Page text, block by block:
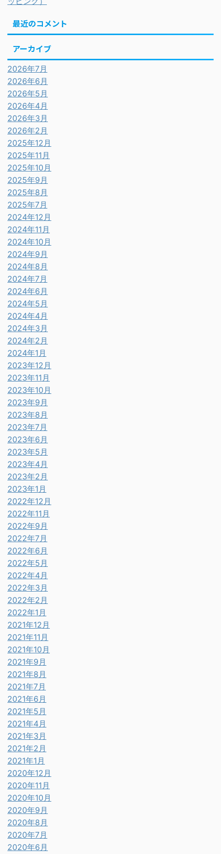
最近のコメント
アーカイブ
2026年7月
2026年6月
2026年5月
2026年4月
2026年3月
2026年2月
2025年12月
2025年11月
2025年10月
2025年9月
2025年8月
2025年7月
2024年12月
2024年11月
2024年10月
2024年9月
2024年8月
2024年7月
2024年6月
2024年5月
2024年4月
2024年3月
2024年2月
2024年1月
2023年12月
2023年11月
2023年10月
2023年9月
2023年8月
2023年7月
2023年6月
2023年5月
2023年4月
2023年2月
2023年1月
2022年12月
2022年11月
2022年9月
2022年7月
2022年6月
2022年5月
2022年4月
2022年3月
2022年2月
2022年1月
2021年12月
2021年11月
2021年10月
2021年9月
2021年8月
2021年7月
2021年6月
2021年5月
2021年4月
2021年3月
2021年2月
2021年1月
2020年12月
2020年11月
2020年10月
2020年9月
2020年8月
2020年7月
2020年6月